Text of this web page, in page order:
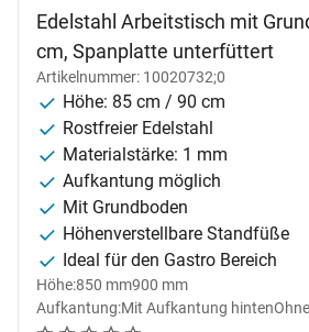
Edelstahl Arbeitstisch mit
cm, Spanplatte unterfüttert
Artikelnummer: 10020732;0
Höhe: 85 cm / 90 cm
Rostfreier Edelstahl
Materialstärke: 1 mm
Aufkantung möglich
Mit Grundboden
Höhenverstellbare Standfüße
Ideal für den Gastro Bereich
Höhe:850 mm900 mm
Aufkantung:Mit Aufkantung hinten